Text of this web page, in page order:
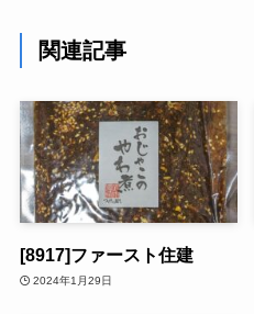
関連記事
[8917]ファースト住建
2024年1月29日